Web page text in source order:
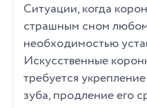
Ситуации, когда
страшным сном
необходимостью
Искусственные
требуется
зуба, продление его